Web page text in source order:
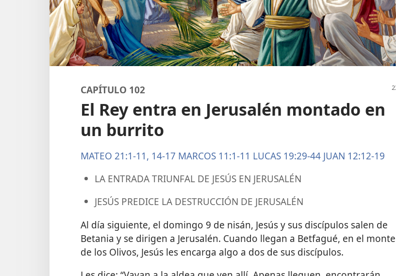
CAPÍTULO 102
El Rey entra en Jerusalén montado en
un burrito
MATEO 21:1-11, 14-17 MARCOS 11:1-11 LUCAS 19:29-44 JUAN 12:12-19
LA ENTRADA TRIUNFAL DE JESÚS EN JERUSALÉN
JESÚS PREDICE LA DESTRUCCIÓN DE JERUSALÉN
Al día siguiente, el domingo 9 de nisán, Jesús y sus discípulos salen de
Betania y se dirigen a Jerusalén. Cuando llegan a Betfagué, en el monte
de los Olivos, Jesús les encarga algo a dos de sus discípulos.